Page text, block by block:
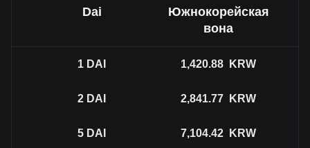
Dai
Южнокорейская
вона
1 DAI 1,420.88 KRW
2 DAI 2,841.77 KRW
5 DAI 7,104.42 KRW